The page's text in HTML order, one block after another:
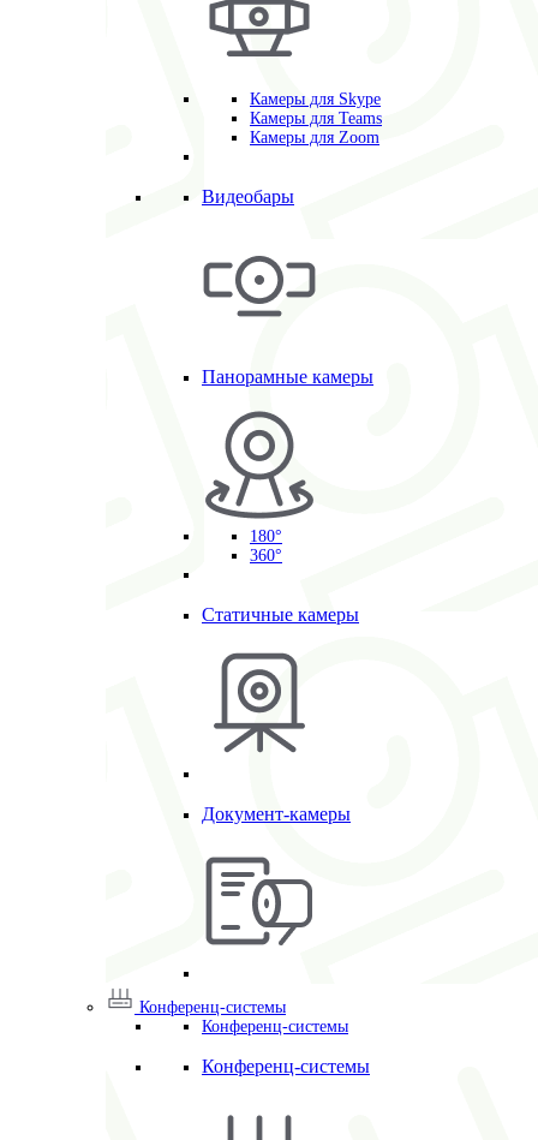
Камеры для Skype
Камеры для Teams
Камеры для Zoom
Видеобары
Панорамные камеры
180°
360°
Статичные камеры
Документ-камеры
Конференц-системы
Конференц-системы
Конференц-системы